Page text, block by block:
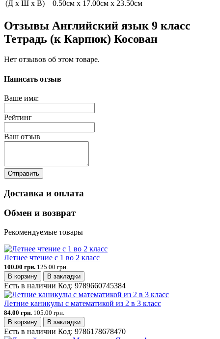
(Д x Ш x В) 0.50см x 17.00см x 23.50см
Отзывы Английский язык 9 класс
Тетрадь (к Карпюк) Косован
Нет отзывов об этом товаре.
Написать отзыв
Ваше имя:
Рейтинг
Ваш отзыв
Отправить
Доставка и оплата
Обмен и возврат
Рекомендуемые товары
Летнее чтение с 1 во 2 класс
100.00 грн. 125.00 грн.
В корзину
В закладки
Есть в наличии Код: 9789660745384
Летние каникулы с математикой из 2 в 3 класс
84.00 грн. 105.00 грн.
В корзину
В закладки
Есть в наличии Код: 9786178678470